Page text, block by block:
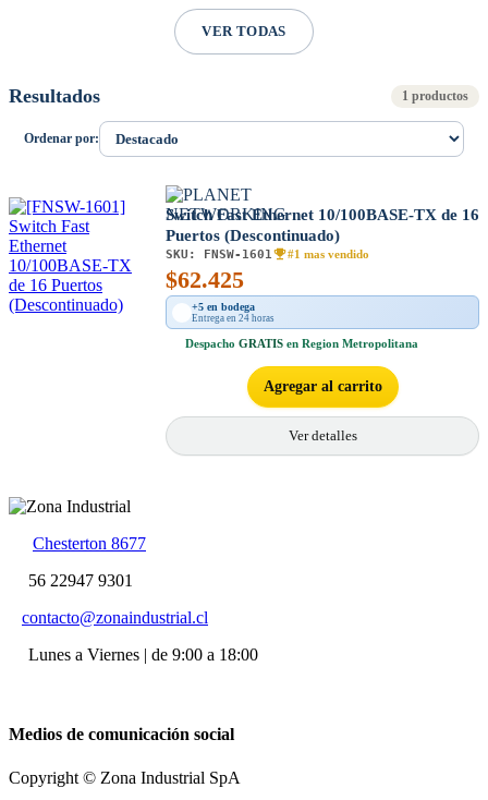
VER TODAS
Resultados 1 productos
Ordenar por:
Switch Fast Ethernet 10/100BASE-TX de 16
Puertos (Descontinuado)
SKU: FNSW-1601 #1 mas vendido
$62.425
+5 en bodega
Entrega en 24 horas
Despacho GRATIS en Region Metropolitana
Agregar al carrito
Ver detalles
Chesterton 8677
56 22947 9301
contacto@zonaindustrial.cl
Lunes a Viernes | de 9:00 a 18:00
Medios de comunicación social
Copyright © Zona Industrial SpA